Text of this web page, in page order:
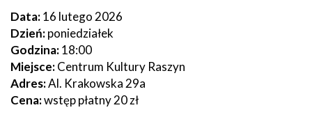
Data:16 lutego 2026
Dzień:poniedziałek
Godzina:18:00
Miejsce:Centrum Kultury Raszyn
Adres:Al. Krakowska 29a
Cena:wstęp płatny 20 zł